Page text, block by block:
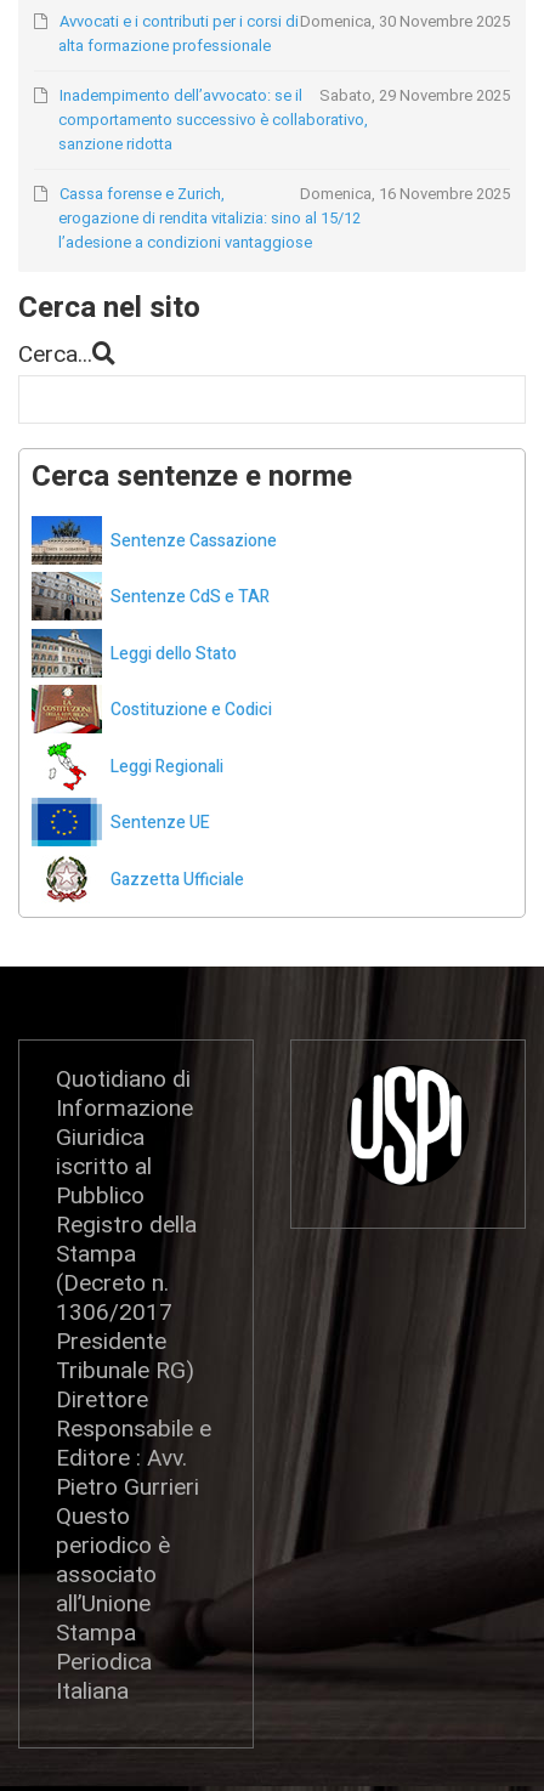
Domenica, 30 Novembre 2025
Avvocati e i contributi per i corsi di
alta formazione professionale
Sabato, 29 Novembre 2025
Inadempimento dell’avvocato: se il
comportamento successivo è collaborativo,
sanzione ridotta
Domenica, 16 Novembre 2025
Cassa forense e Zurich,
erogazione di rendita vitalizia: sino al 15/12
l’adesione a condizioni vantaggiose
Cerca nel sito
Cerca...
Cerca sentenze e norme
Sentenze Cassazione
Sentenze CdS e TAR
Leggi dello Stato
Costituzione e Codici
Leggi Regionali
Sentenze UE
Gazzetta Ufficiale
Quotidiano di
Informazione
Giuridica
iscritto al
Pubblico
Registro della
Stampa
(Decreto n.
1306/2017
Presidente
Tribunale RG)
Direttore
Responsabile e
Editore : Avv.
Pietro Gurrieri
Questo
periodico è
associato
all’Unione
Stampa
Periodica
Italiana